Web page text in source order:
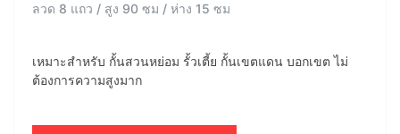
ลวด 8 แถว / สูง 90 ซม / ห่าง 15 ซม
เหมาะสำหรับ กั้นสวนหย่อม รั้วเตี้ย กั้นเขตแดน บอกเขต ไม่
ต้องการความสูงมาก